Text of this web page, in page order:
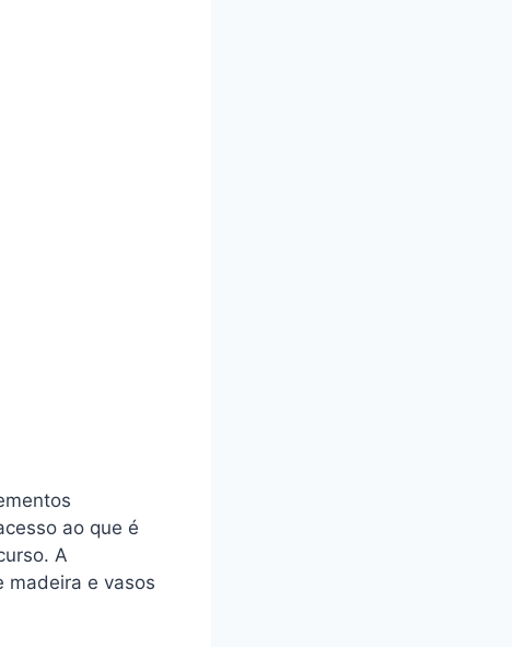
ao que é
A
madeira e vasos